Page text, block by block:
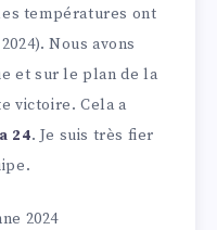
températures ont
Nous avons
et sur le plan de la
victoire. Cela a
24. Je suis très fier
2024